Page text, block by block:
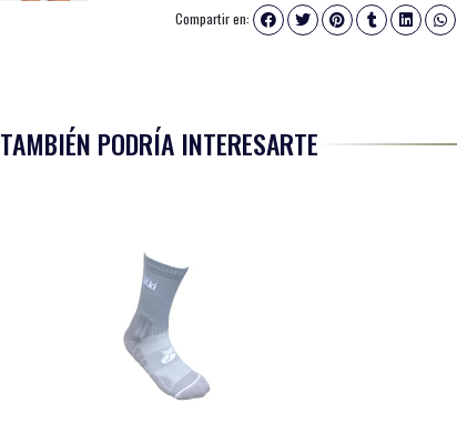
Compartir en:
TAMBIÉN PODRÍA INTERESARTE